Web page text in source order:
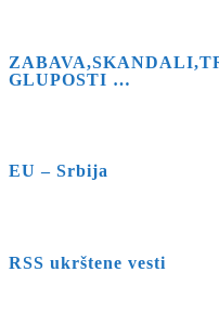
GLUPOSTI …
EU – Srbija
RSS ukrštene vesti